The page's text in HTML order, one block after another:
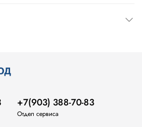
+7(903) 388-70-83
Отдел сервиса